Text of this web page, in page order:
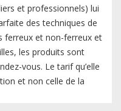
et professionnels) lui
des techniques de
ferreux et non-ferreux et
les produits sont
vous. Le tarif qu’elle
et non celle de la